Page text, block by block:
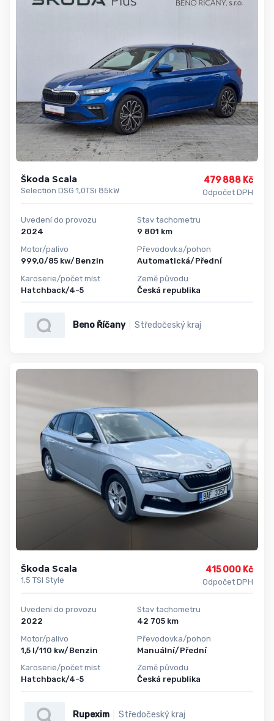
Škoda Scala
Selection DSG 1,0TSi 85kW
479 888 Kč
Odpočet DPH
Uvedení do provozu
2024
Motor/palivo
999,0/85 kw/Benzin
Karoserie/počet míst
Hatchback/4-5
Stav tachometru
9 801 km
Převodovka/pohon
Automatická/Přední
Země původu
Česká republika
Beno Říčany Středočeský kraj
Škoda Scala
1,5 TSI Style
415 000 Kč
Odpočet DPH
Uvedení do provozu
2022
Motor/palivo
1,5 l/110 kw/Benzin
Karoserie/počet míst
Hatchback/4-5
Stav tachometru
42 705 km
Převodovka/pohon
Manuální/Přední
Země původu
Česká republika
Rupexim Středočeský kraj